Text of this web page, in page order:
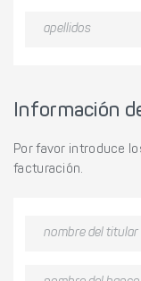
Información
Por favor introduce
facturación.